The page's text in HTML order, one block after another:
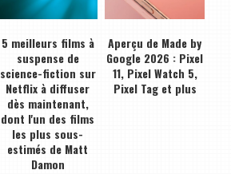
5 meilleurs films à
suspense de
science-fiction sur
Netflix à diffuser
dès maintenant,
dont l'un des films
les plus sous-
estimés de Matt
Damon
Aperçu de Made by
Google 2026 : Pixel
11, Pixel Watch 5,
Pixel Tag et plus